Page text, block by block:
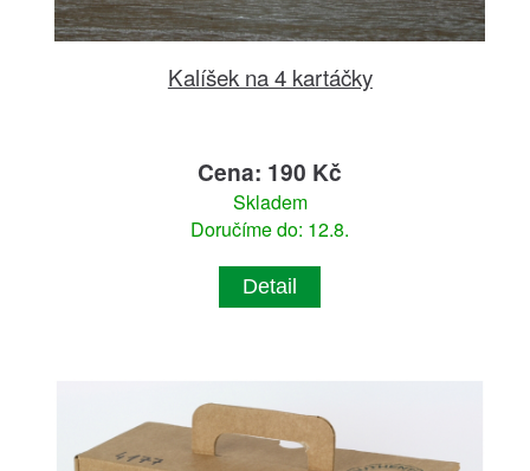
Kalíšek na 4 kartáčky
Cena: 190 Kč
Skladem
Doručíme do: 12.8.
Detail